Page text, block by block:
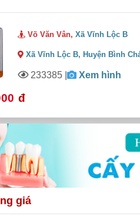
Võ Văn Vân,Xã Vĩnh Lộc B
Xã Vĩnh Lộc B, Huyện Bình
233385 | Xem hình
đ
giá